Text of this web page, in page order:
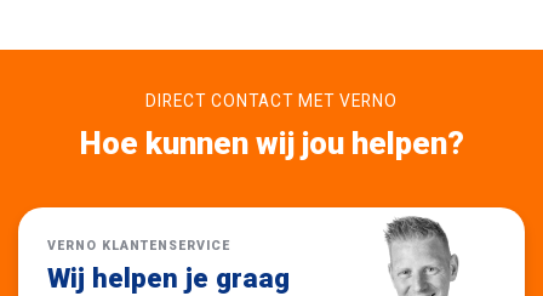
DIRECT CONTACT MET VERNO
Hoe kunnen wij jou helpen?
VERNO KLANTENSERVICE
Wij helpen je graag